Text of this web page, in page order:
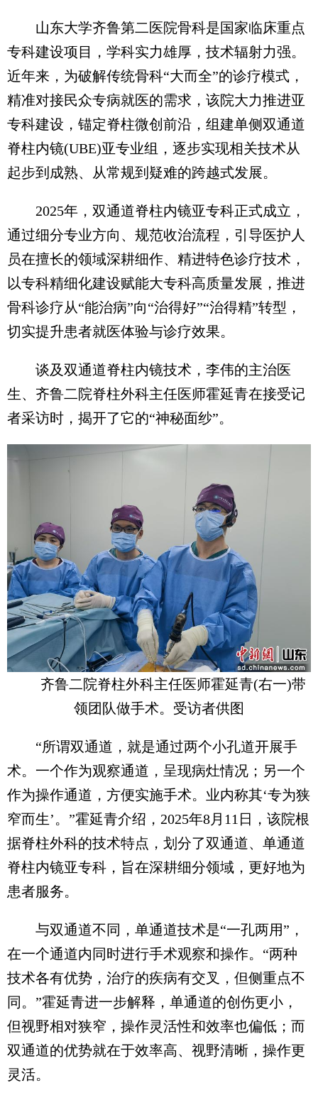
山东大学齐鲁第二医院骨科是国家临床重点
专科建设项目，学科实力雄厚，技术辐射力强。
近年来，为破解传统骨科“大而全”的诊疗模式，
精准对接民众专病就医的需求，该院大力推进亚
专科建设，锚定脊柱微创前沿，组建单侧双通道
脊柱内镜(UBE)亚专业组，逐步实现相关技术从
起步到成熟、从常规到疑难的跨越式发展。
2025年，双通道脊柱内镜亚专科正式成立，
通过细分专业方向、规范收治流程，引导医护人
员在擅长的领域深耕细作、精进特色诊疗技术，
以专科精细化建设赋能大专科高质量发展，推进
骨科诊疗从“能治病”向“治得好”“治得精”转型，
切实提升患者就医体验与诊疗效果。
谈及双通道脊柱内镜技术，李伟的主治医
生、齐鲁二院脊柱外科主任医师霍延青在接受记
者采访时，揭开了它的“神秘面纱”。
齐鲁二院脊柱外科主任医师霍延青(右一)带
领团队做手术。受访者供图
“所谓双通道，就是通过两个小孔道开展手
术。一个作为观察通道，呈现病灶情况；另一个
作为操作通道，方便实施手术。业内称其‘专为狭
窄而生’。”霍延青介绍，2025年8月11日，该院根
据脊柱外科的技术特点，划分了双通道、单通道
脊柱内镜亚专科，旨在深耕细分领域，更好地为
患者服务。
与双通道不同，单通道技术是“一孔两用”，
在一个通道内同时进行手术观察和操作。“两种
技术各有优势，治疗的疾病有交叉，但侧重点不
同。”霍延青进一步解释，单通道的创伤更小，
但视野相对狭窄，操作灵活性和效率也偏低；而
双通道的优势就在于效率高、视野清晰，操作更
灵活。